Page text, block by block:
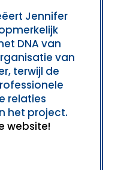
Jennifer
DNA van
van
terwijl de
relaties
het project.
website!